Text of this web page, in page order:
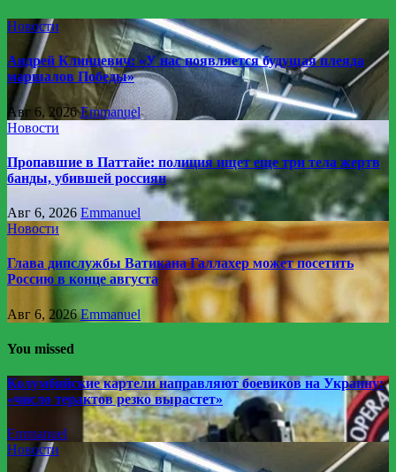
Новости
Андрей Клинцевич: «У нас появляется будущая плеяда
маршалов Победы»
Авг 6, 2026Emmanuel
Новости
Пропавшие в Паттайе: полиция ищет еще три тела жертв
банды, убившей россиян
Авг 6, 2026 Emmanuel
Новости
Глава дипслужбы Ватикана Галлахер может посетить
Россию в конце августа
Авг 6, 2026Emmanuel
You missed
Колумбийские картели направляют боевиков на Украину:
«число терактов резко вырастет»
Emmanuel
Новости